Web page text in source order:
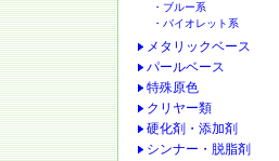
・ブルー系
・バイオレット系
メタリックベース
パールベース
特殊原色
クリヤー類
硬化剤・添加剤
シンナー・脱脂剤